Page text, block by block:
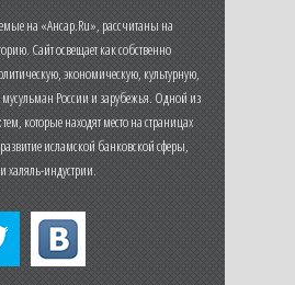
на «Ансар.Ru», рассчитаны на
Сайт освещает как собственно
экономическую, культурную,
России и зарубежья. Одной из
которые находят место на страницах
исламской банковской сферы,
халяль-индустрии.